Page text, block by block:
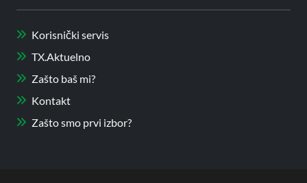
Korisnički servis
TX.Aktuelno
Zašto baš mi?
Kontakt
Zašto smo prvi izbor?